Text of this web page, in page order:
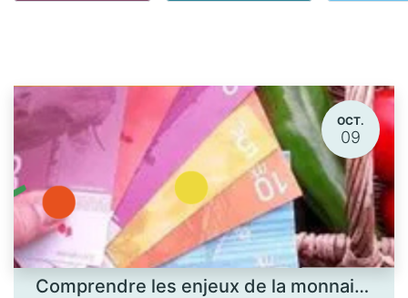
OCT.
09
Comprendre les enjeux de la monnaie locale - Les Ateliers des savoirs